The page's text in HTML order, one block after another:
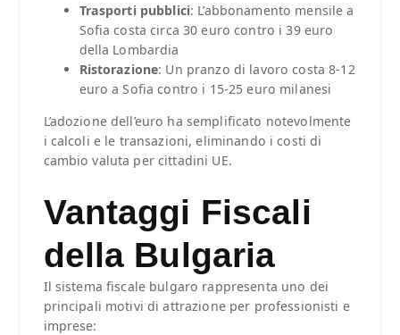
Trasporti pubblici: L’abbonamento mensile a
Sofia costa circa 30 euro contro i 39 euro
della Lombardia
Ristorazione: Un pranzo di lavoro costa 8-12
euro a Sofia contro i 15-25 euro milanesi
L’adozione dell’euro ha semplificato notevolmente
i calcoli e le transazioni, eliminando i costi di
cambio valuta per cittadini UE.
Vantaggi Fiscali
della Bulgaria
Il sistema fiscale bulgaro rappresenta uno dei
principali motivi di attrazione per professionisti e
imprese: